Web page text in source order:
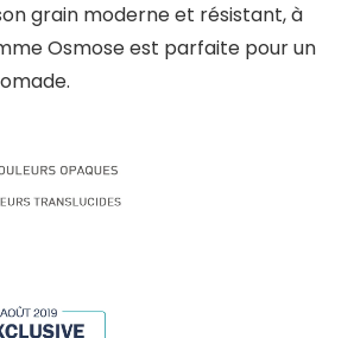
grain moderne et résistant, à
Osmose est parfaite pour un